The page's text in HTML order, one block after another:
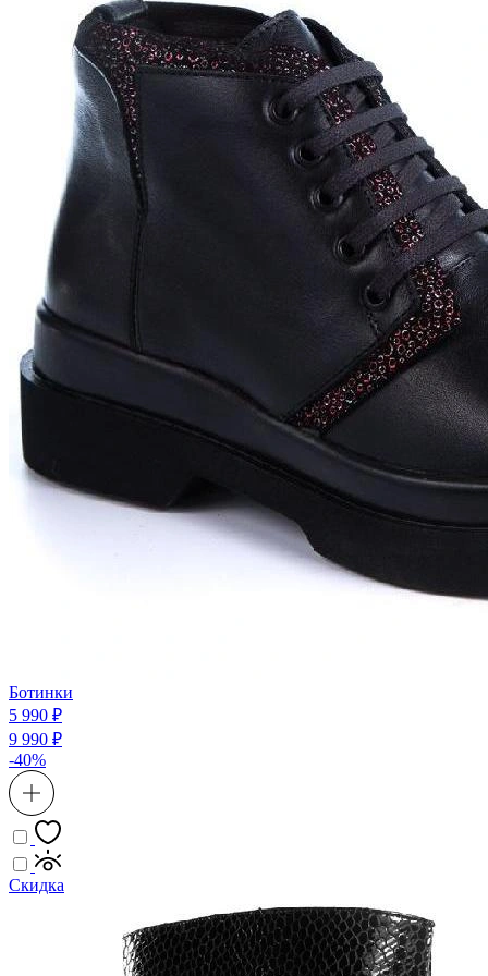
Ботинки
5 990 ₽
9 990 ₽
-40%
Скидка